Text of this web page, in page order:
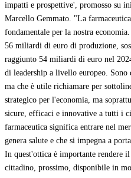
impatti e prospettive', promosso su
Marcello Gemmato. "La
fondamentale per la nostra
56 miliardi di euro di produzione,
raggiunto 54 miliardi di euro nel
di leadership a livello europeo.
ma che è utile richiamare per
strategico per l'economia, ma
sicure, efficaci e innovative a tutti i
farmaceutica significa entrare nel
genera salute e che si impegna a
In quest'ottica è importante rendere
cittadino, prossimo, disponibile in